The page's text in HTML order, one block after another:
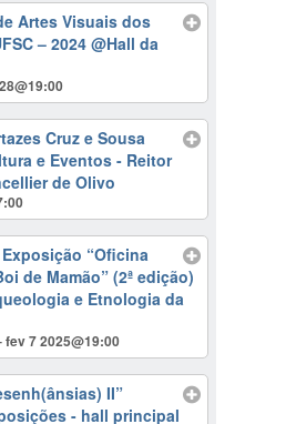
Artes Visuais dos
– 2024@Hall da
Cruz e Sousa
e Eventos - Reitor
de Olivo
“Oficina
de Mamão” (2ª edição)
e Etnologia da
fev 7 2025@19:00
II”
- hall principal